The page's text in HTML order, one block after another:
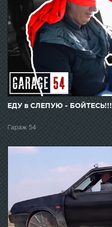
ЕДУ в СЛЕПУЮ - БОЙТЕСЬ!!!
Гараж 54